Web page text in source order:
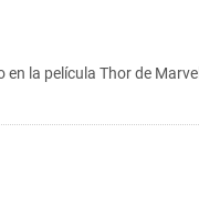
la película Thor de Marvel